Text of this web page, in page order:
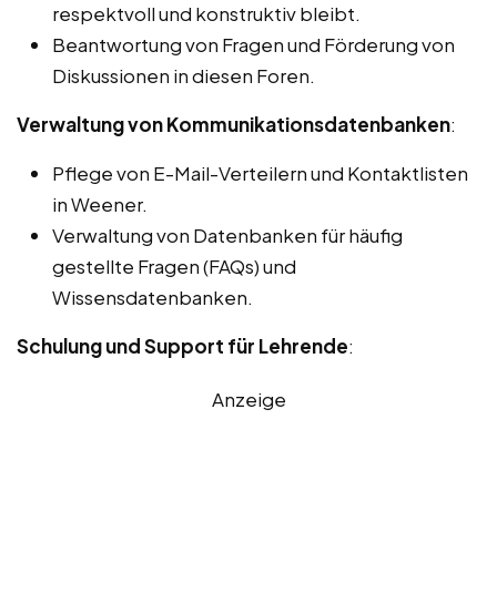
respektvoll und konstruktiv bleibt.
Beantwortung von Fragen und Förderung von
Diskussionen in diesen Foren.
Verwaltung von Kommunikationsdatenbanken:
Pflege von E-Mail-Verteilern und Kontaktlisten
in Weener.
Verwaltung von Datenbanken für häufig
gestellte Fragen (FAQs) und
Wissensdatenbanken.
Schulung und Support für Lehrende:
Anzeige